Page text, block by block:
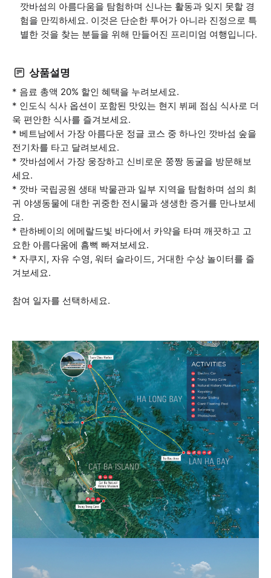
깟바섬의 아름다움을 탐험하며 신나는 활동과 잊지 못할 경
험을 만끽하세요. 이것은 단순한 투어가 아니라 진정으로 특
별한 것을 찾는 분들을 위해 만들어진 프리미엄 여행입니다.
상품설명
* 음료 총액 20% 할인 혜택을 누려보세요.
* 인도식 식사 옵션이 포함된 맛있는 현지 뷔페 점심 식사로 더
욱 편안한 식사를 즐겨보세요.
* 베트남에서 가장 아름다운 정글 코스 중 하나인 깟바섬 숲을
전기차를 타고 달려보세요.
* 깟바섬에서 가장 웅장하고 신비로운 쭝짱 동굴을 방문해보
세요.
* 깟바 국립공원 생태 박물관과 일부 지역을 탐험하며 섬의 희
귀 야생동물에 대한 귀중한 전시물과 생생한 증거를 만나보세
요.
* 란하베이의 에메랄드빛 바다에서 카약을 타며 깨끗하고 고
요한 아름다움에 흠뻑 빠져보세요.
* 자쿠지, 자유 수영, 워터 슬라이드, 거대한 수상 놀이터를 즐
겨보세요.
참여 일자를 선택하세요.